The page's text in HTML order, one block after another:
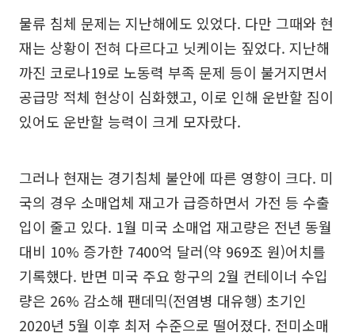
물류 침체 문제는 지난해에도 있었다. 다만 그때와 현
재는 상황이 전혀 다르다고 닛케이는 짚었다. 지난해
까진 코로나19로 노동력 부족 문제 등이 불거지면서
공급망 적체 현상이 심화했고, 이로 인해 운반할 짐이
있어도 운반할 능력이 크게 모자랐다.
그러나 현재는 경기침체 불안에 따른 영향이 크다. 미
국의 경우 소매업체 재고가 급증하면서 가전 등 수출
입이 줄고 있다. 1월 미국 소매업 재고량은 전년 동월
대비 10% 증가한 7400억 달러(약 969조 원)어치를
기록했다. 반면 미국 주요 항구의 2월 컨테이너 수입
량은 26% 감소해 팬데믹(전염병 대유행) 초기인
2020년 5월 이후 최저 수준으로 떨어졌다. 전미소매